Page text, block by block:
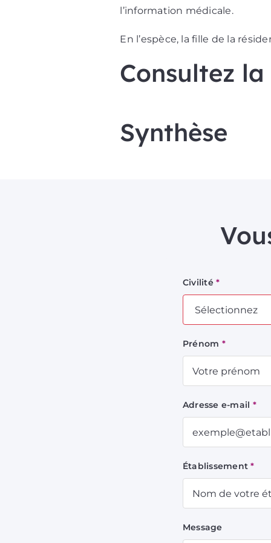
l’information médicale.
En l’espèce, la fille de la
Consultez
Synthèse
Civilité*
Prénom *
Adresse e-mail *
Établissement*
Message